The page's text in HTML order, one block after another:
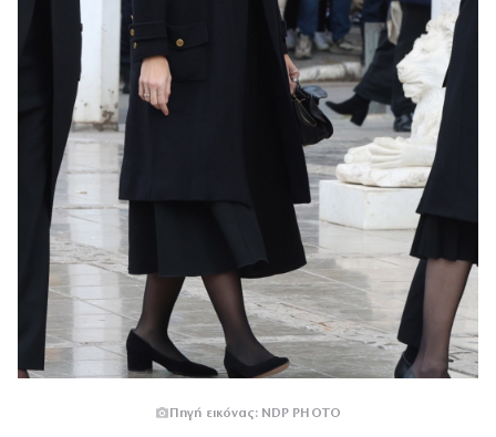
Πηγή εικόνας: NDP PHOTO